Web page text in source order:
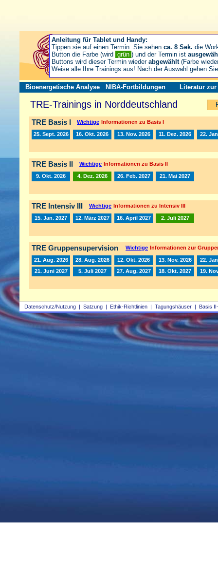
Datenschutz/Nutzung | Satzung | Ethik-Richtlinien | Tagungshäuser | Basis
Bioenergetische Analyse NIBA-Fortbildungen Literatur zur
TRE-Trainings in Norddeutschland
TRE Basis I Wichtige Informationen zu Basis I
25. Sept. 2026 16. Okt. 2026 13. Nov. 2026 11. Dez. 2026 22.
TRE Basis II Wichtige Informationen zu Basis II
9. Okt. 2026 4. Dez. 2026 26. Feb. 2027 21. Mai 2027
TRE Intensiv III Wichtige Informationen zu Intensiv III
15. Jan. 2027 12. März 2027 16. April 2027 2. Juli 2027
TRE Gruppensupervision Wichtige Informationen zur
21. Aug. 2026 28. Aug. 2026 12. Okt. 2026 13. Nov. 2026
22.
21. Juni 2027
5. Juli 2027 27. Aug. 2027 18. Okt. 2027 19.
Anleitung für Tablet und Handy:
Tippen sie auf einen Termin. Sie sehen ca. 8 Sek. die
Button die Farbe (wird grün ) und der Termin ist
Buttons wird dieser Termin wieder abgewählt(Farbe
Weise alle Ihre Trainings aus! Nach der Auswahl gehen